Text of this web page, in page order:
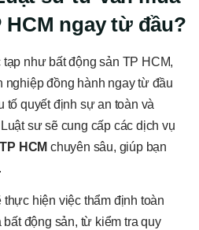
HCM ngay từ đầu?
như bất động sản TP HCM,
nghiệp đồng hành ngay từ đầu
tố quyết định sự an toàn và
sư sẽ cung cấp các dịch vụ
HCM chuyên sâu, giúp bạn
hiện việc thẩm định toàn
động sản, từ kiểm tra quy